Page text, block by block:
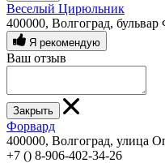
Веселый Цирюльник
400000, Волгоград,
Я рекомендую
Ваш отзыв
Закрыть
Форвард
400000, Волгоград, улица
+7 () 8-906-402-34-26